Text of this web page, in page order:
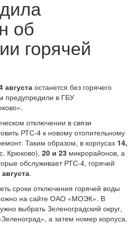
об
горячей
августаостанется без горячего
предупредили в ГБУ
отключении в связи
РТС-4 к новому отопительному
Таким образом, в корпусах 14,
Крюково), 20 и 23 микрорайонов, а
обслуживает РТС-4, горячей
.
сроки отключения горячей воды
на сайте ОАО «МОЭК». В
выбрать Зеленоградский округ,
а затем номер корпуса.